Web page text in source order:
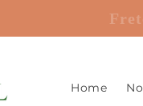
Home